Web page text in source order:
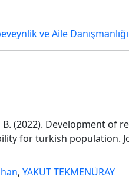
ve Aile Danışmanlığı
B. (2022). Development
for turkish population.
, YAKUT TEKMENÜRAY